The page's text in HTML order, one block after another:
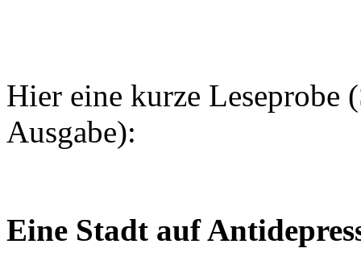
Hier eine kurze Leseprobe
Ausgabe):
Eine Stadt auf